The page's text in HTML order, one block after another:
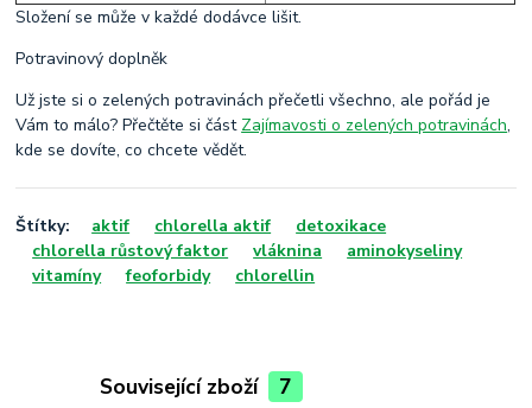
Složení se může v každé dodávce lišit.
Potravinový doplněk
Už jste si o zelených potravinách přečetli všechno, ale pořád je
Vám to málo? Přečtěte si část Zajímavosti o zelených potravinách,
kde se dovíte, co chcete vědět.
Štítky: aktif chlorella aktif
detoxikace
chlorella růstový faktor
vláknina
aminokyseliny
vitamíny
feoforbidy chlorellin
Související zboží 7